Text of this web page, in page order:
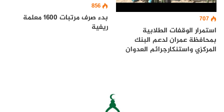
707
استمرار الوقفات الطلابية
بمحافظة عمران لدعم البنك
المركزي واستنكارجرائم العدوان
856
بدء صرف مرتبات 1600 معلمة
ريفية